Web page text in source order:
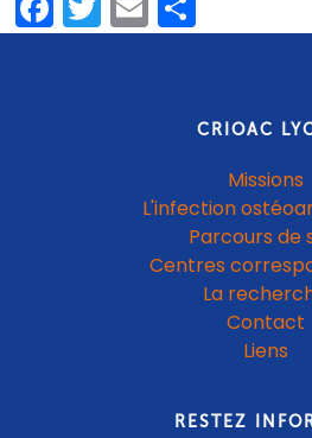
CRIOAC
Missions
L'infection
Parcours de
Centres
La
Contact
Liens
RESTEZ